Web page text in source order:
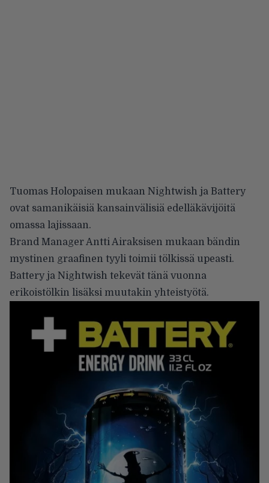
Tuomas Holopaisen mukaan Nightwish ja Battery
ovat samanikäisiä kansainvälisiä edelläkävijöitä
omassa lajissaan.
Brand Manager Antti Airaksisen mukaan bändin
mystinen graafinen tyyli toimii tölkissä upeasti.
Battery ja Nightwish tekevät tänä vuonna
erikoistölkin lisäksi muutakin yhteistyötä.